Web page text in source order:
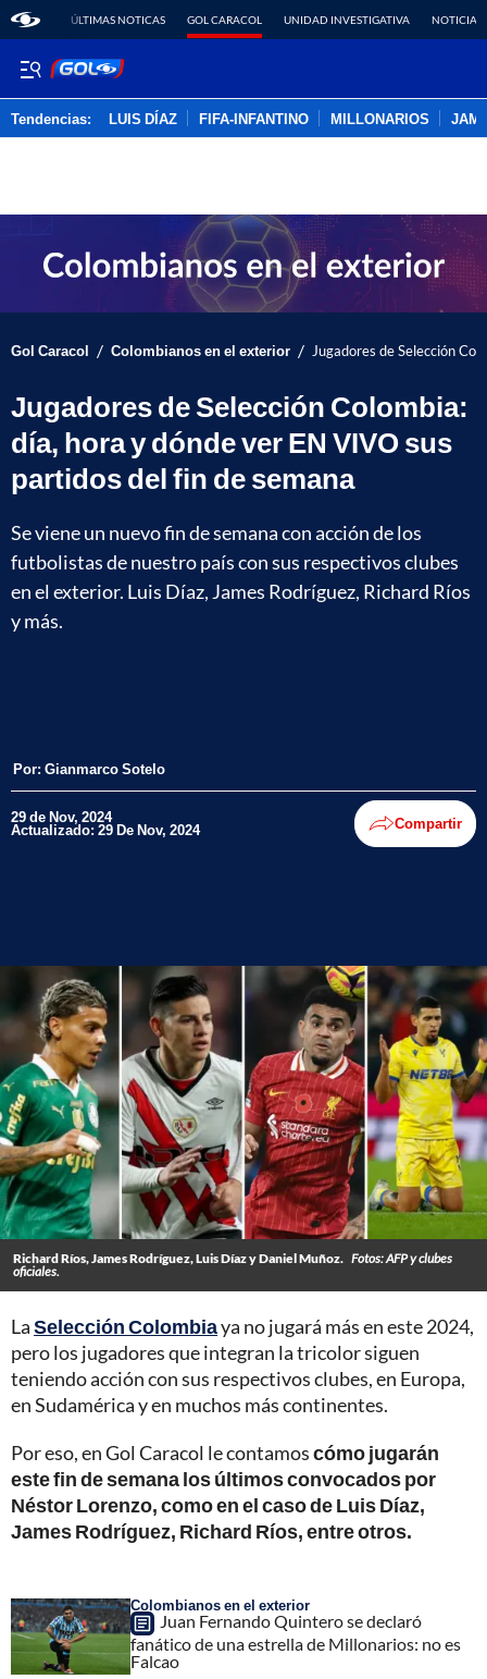
ÚLTIMAS NOTICAS GOL CARACOL UNIDAD INVESTIGATIVA NOTICIAS
Tendencias: LUIS DÍAZ FIFA-INFANTINO MILLONARIOS
Gol Caracol / Colombianos en el exterior / Jugadores de Selección
Jugadores de Selección Colombia:
día, hora y dónde ver EN VIVO sus
partidos del fin de semana
Se viene un nuevo fin de semana con acción de los
futbolistas de nuestro país con sus respectivos clubes
en el exterior. Luis Díaz, James Rodríguez, Richard Ríos
y más.
Por: Gianmarco Sotelo
29 de Nov, 2024
Actualizado: 29 De Nov, 2024 Compartir
Richard Ríos, James Rodríguez, Luis Díaz y Daniel Muñoz. Fotos: AFP y clubes
oficiales.
LaSelección Colombiaya no jugará más en este 2024,
pero los jugadores que integran la tricolor siguen
teniendo acción con sus respectivos clubes, en Europa,
en Sudamérica y en muchos más continentes.
Por eso, en Gol Caracol le contamoscómo jugarán
este fin de semana los últimos convocados por
Néstor Lorenzo, como en el caso de Luis Díaz,
James Rodríguez, Richard Ríos, entre otros.
Colombianos en el exterior
Juan Fernando Quintero se declaró
fanático de una estrella de Millonarios: no es
Falcao